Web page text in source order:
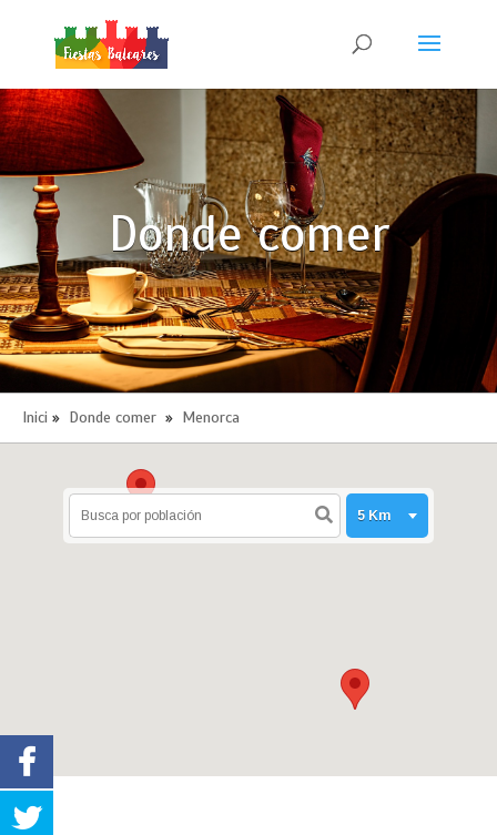
Donde comer
Inici » Donde comer » Menorca